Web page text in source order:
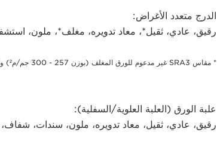
الدرج متعدد الأغراض:
رقيق، عادي، ثقيل*، معاد تدويره، مغلف*، ملون،
* مقاس SRA3 غير مدعوم للورق المغلف (بوزن 257 - 300 جم/م²) والورق الثقيل (بوزن 257 - 300 جم/م²).
علبة الورق (العلبة العلوية/السفلية):
رقيق، عادي، ثقيل، معاد تدويره، ملون، سندات،